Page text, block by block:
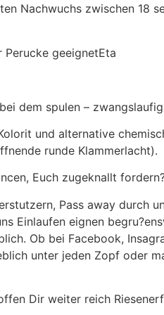
Nachwuchs zwischen 18
geeignetEta
dem spulen –
und alternative
runde Klammerlacht).
Euch zugeknallt
Pass away durch
Einlaufen eignen
Ob bei Facebook,
unter jeden Zopf oder
Dir weiter reich